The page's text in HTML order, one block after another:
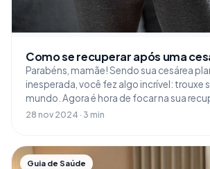
Como se recuperar após uma
Parabéns, mamãe! Sendo sua cesárea
inesperada, você fez algo incrível: trouxe
mundo. Agora é hora de focar na sua
28 nov 2024 · 3 min
Guia de Saúde